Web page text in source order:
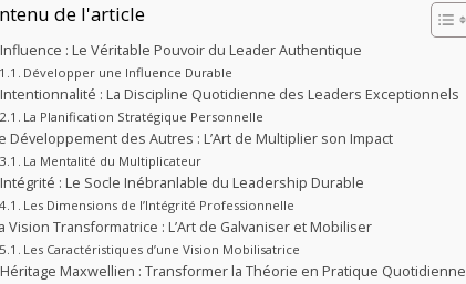
de l'article
: Le Véritable Pouvoir du Leader Authentique
Développer une Influence Durable
: La Discipline Quotidienne des Leaders Exceptionnels
La Planification Stratégique Personnelle
Développement des Autres : L’Art de Multiplier son Impact
La Mentalité du Multiplicateur
: Le Socle Inébranlable du Leadership Durable
Les Dimensions de l’Intégrité Professionnelle
Vision Transformatrice : L’Art de Galvaniser et Mobiliser
Les Caractéristiques d’une Vision Mobilisatrice
Maxwellien : Transformer la Théorie en Pratique Quotidienne